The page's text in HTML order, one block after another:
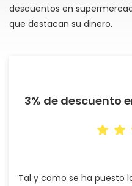
descuentos en
que destacan su dinero.
3% de descuento
Tal y como se ha puesto